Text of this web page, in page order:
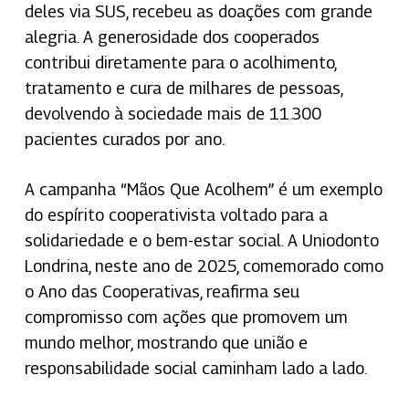
deles via SUS, recebeu as doações com grande
alegria. A generosidade dos cooperados
contribui diretamente para o acolhimento,
tratamento e cura de milhares de pessoas,
devolvendo à sociedade mais de 11.300
pacientes curados por ano.
A campanha “Mãos Que Acolhem” é um exemplo
do espírito cooperativista voltado para a
solidariedade e o bem-estar social. A Uniodonto
Londrina, neste ano de 2025, comemorado como
o Ano das Cooperativas, reafirma seu
compromisso com ações que promovem um
mundo melhor, mostrando que união e
responsabilidade social caminham lado a lado.